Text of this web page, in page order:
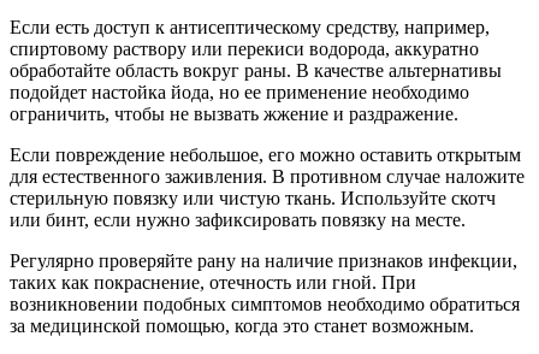
Если есть доступ к антисептическому средству, например,
спиртовому раствору или перекиси водорода, аккуратно
обработайте область вокруг раны. В качестве альтернативы
подойдет настойка йода, но ее применение необходимо
ограничить, чтобы не вызвать жжение и раздражение.
Если повреждение небольшое, его можно оставить открытым
для естественного заживления. В противном случае наложите
стерильную повязку или чистую ткань. Используйте скотч
или бинт, если нужно зафиксировать повязку на месте.
Регулярно проверяйте рану на наличие признаков инфекции,
таких как покраснение, отечность или гной. При
возникновении подобных симптомов необходимо обратиться
за медицинской помощью, когда это станет возможным.